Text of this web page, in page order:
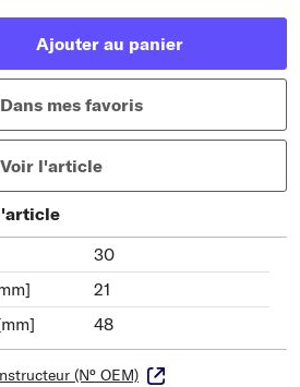
Ajouter au panier
Dans mes favoris
Voir l'article
30
21
48
(N° OEM)